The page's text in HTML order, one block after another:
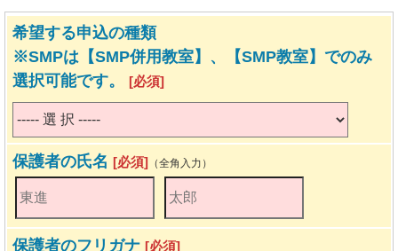
希望する申込の種類
※SMPは【SMP併用教室】、【SMP教室】でのみ
選択可能です。
[必須]
保護者の氏名 [必須] （全角入力）
保護者のフリガナ [必須]